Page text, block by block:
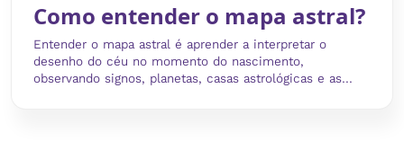
Como entender o mapa astral?
Entender o mapa astral é aprender a interpretar o
desenho do céu no momento do nascimento,
observando signos, planetas, casas astrológicas e as...